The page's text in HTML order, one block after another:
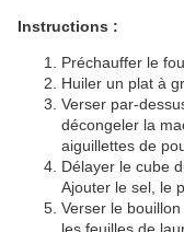
Instructions :
Préchauffer le
Huiler un plat à
Verser par-
décongeler la
aiguillettes de
Délayer le cube
Ajouter le sel, le
Verser le